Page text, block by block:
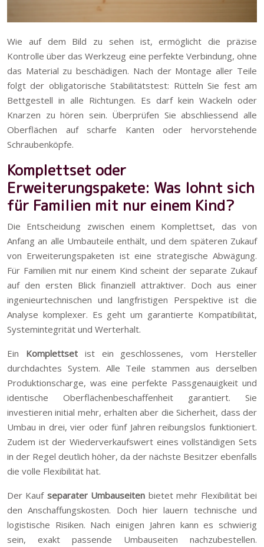
Wie auf dem Bild zu sehen ist, ermöglicht die präzise
Kontrolle über das Werkzeug eine perfekte Verbindung, ohne
das Material zu beschädigen. Nach der Montage aller Teile
folgt der obligatorische Stabilitätstest: Rütteln Sie fest am
Bettgestell in alle Richtungen. Es darf kein Wackeln oder
Knarzen zu hören sein. Überprüfen Sie abschliessend alle
Oberflächen auf scharfe Kanten oder hervorstehende
Schraubenköpfe.
Komplettset oder
Erweiterungspakete: Was lohnt sich
für Familien mit nur einem Kind?
Die Entscheidung zwischen einem Komplettset, das von
Anfang an alle Umbauteile enthält, und dem späteren Zukauf
von Erweiterungspaketen ist eine strategische Abwägung.
Für Familien mit nur einem Kind scheint der separate Zukauf
auf den ersten Blick finanziell attraktiver. Doch aus einer
ingenieurtechnischen und langfristigen Perspektive ist die
Analyse komplexer. Es geht um garantierte Kompatibilität,
Systemintegrität und Werterhalt.
Ein Komplettsetist ein geschlossenes, vom Hersteller
durchdachtes System. Alle Teile stammen aus derselben
Produktionscharge, was eine perfekte Passgenauigkeit und
identische Oberflächenbeschaffenheit garantiert. Sie
investieren initial mehr, erhalten aber die Sicherheit, dass der
Umbau in drei, vier oder fünf Jahren reibungslos funktioniert.
Zudem ist der Wiederverkaufswert eines vollständigen Sets
in der Regel deutlich höher, da der nächste Besitzer ebenfalls
die volle Flexibilität hat.
Der Kauf separater Umbauseiten bietet mehr Flexibilität bei
den Anschaffungskosten. Doch hier lauern technische und
logistische Risiken. Nach einigen Jahren kann es schwierig
sein, exakt passende Umbauseiten nachzubestellen.